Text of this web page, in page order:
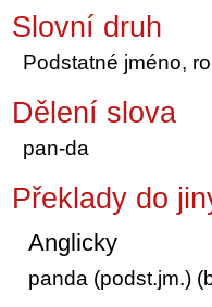
Slovní druh
Podstatné jméno,
Dělení slova
pan-da
Překlady do
Anglicky
panda (podst.jm.)